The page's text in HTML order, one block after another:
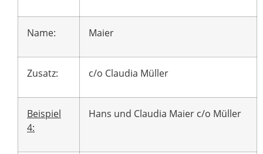
Name: Maier
Zusatz: c/o Claudia Müller
Beispiel
4:
Hans und Claudia Maier c/o Müller